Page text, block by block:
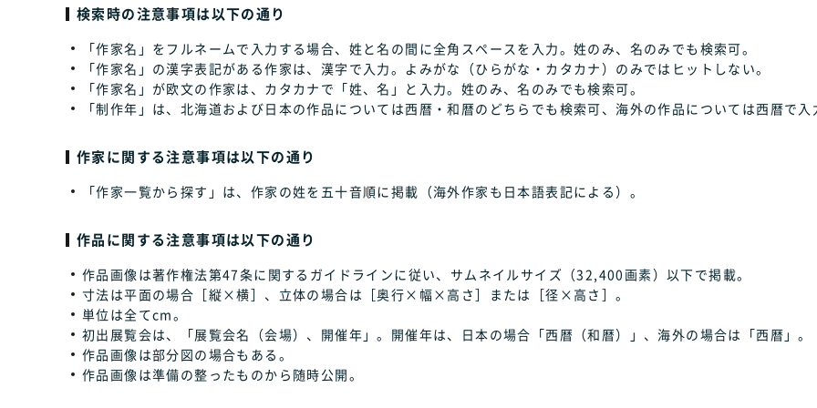
検索時の注意事項は以下の通り
「作家名」をフルネームで入力する場合、姓と名の間に全角スペースを入力。姓のみ、名のみでも検索可。
「作家名」の漢字表記がある作家は、漢字で入力。よみがな（ひらがな・カタカナ）のみではヒットしない。
「作家名」が欧文の作家は、カタカナで「姓、名」と入力。姓のみ、名のみでも検索可。
「制作年」は、北海道および日本の作品については西暦・和暦のどちらでも検索可、海外の作品については西暦で入
作家に関する注意事項は以下の通り
「作家一覧から探す」は、作家の姓を五十音順に掲載（海外作家も日本語表記による）。
作品に関する注意事項は以下の通り
作品画像は著作権法第47条に関するガイドラインに従い、サムネイルサイズ（32,400画素）以下で掲載。
寸法は平面の場合［縦×横］、立体の場合は［奥行×幅×高さ］または［径×高さ］。
単位は全てcm。
初出展覧会は、「展覧会名（会場）、開催年」。開催年は、日本の場合「西暦（和暦）」、海外の場合は「西暦」。
作品画像は部分図の場合もある。
作品画像は準備の整ったものから随時公開。